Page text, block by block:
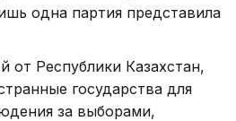
одна партия представила
от Республики Казахстан,
государства для
за выборами,